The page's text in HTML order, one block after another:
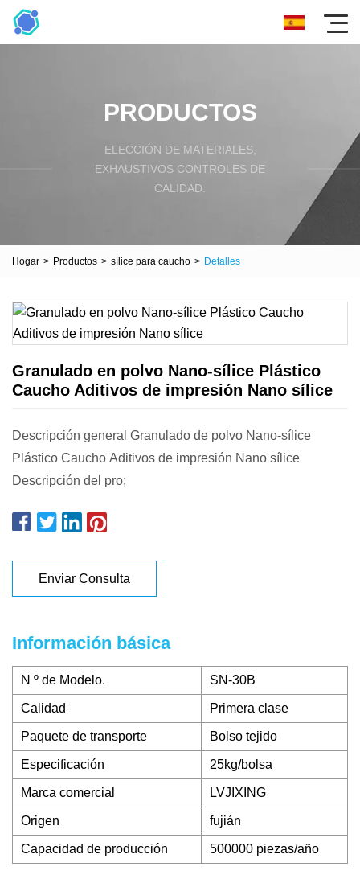
PRODUCTOS
ELECCIÓN DE MATERIALES,
EXHAUSTIVOS CONTROLES DE
CALIDAD.
Hogar > Productos > sílice para caucho > Detalles
Granulado en polvo Nano-sílice Plástico
Caucho Aditivos de impresión Nano sílice
Descripción general Granulado de polvo Nano-sílice
Plástico Caucho Aditivos de impresión Nano sílice
Descripción del pro;
Enviar Consulta
Información básica
N º de Modelo. SN-30B
Calidad Primera clase
Paquete de transporte Bolso tejido
Especificación 25kg/bolsa
Marca comercial LVJIXING
Origen fujián
Capacidad de producción 500000 piezas/año